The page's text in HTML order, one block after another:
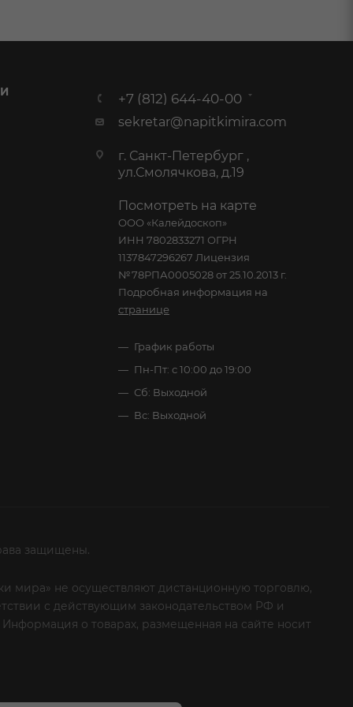
+7 (812) 644-40-00
sekretar@napitkimira.com
г. Санкт-Петербург ,
ул.Смолячкова, д.19
Посмотреть на карте
ООО «Калейдоскоп»
ИНН 7802833271 ОГРН
1137847296267 Лицензия
№78РПА0005028 от 25.10.2013 г.
Подробная информация на
странице
График работы
Пн-Пт: с 10:00 до 19:00
Сб: Выходной
Вс: Выходной
защищены.
мира» не осуществляют дистанционную торговлю,
с действующим законодательством РФ и
о товарах, размещенная на сайте носит